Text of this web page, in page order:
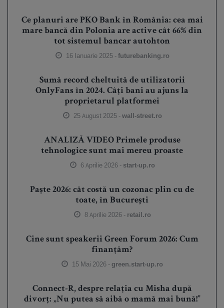
Ce planuri are PKO Bank în România: cea mai
mare bancă din Polonia are active cât 66% din
tot sistemul bancar autohton
16 Ianuarie 2025 -futurebanking.ro
Sumă record cheltuită de utilizatorii
OnlyFans în 2024. Câți bani au ajuns la
proprietarul platformei
25 August 2025 -wall-street.ro
ANALIZĂ VIDEO Primele produse
tehnologice sunt mai mereu proaste
6 Aprilie 2026 - start-up.ro
Paște 2026: cât costă un cozonac plin cu de
toate, în București
8 Aprilie 2026 - retail.ro
Cine sunt speakerii Green Forum 2026: Cum
finanțăm?
15 Mai 2026 - green.start-up.ro
Connect-R, despre relația cu Misha după
divorț: „Nu putea să aibă o mamă mai bună!”